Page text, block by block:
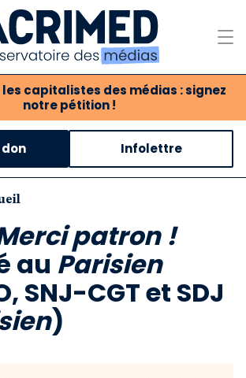
capitalistes des médias : signez
notre pétition !
Notre association
critique des médias
Nos propositions
Notre revue
Boutique
Infolettre
patron !
au Parisien
SNJ-CGT et SDJ
)